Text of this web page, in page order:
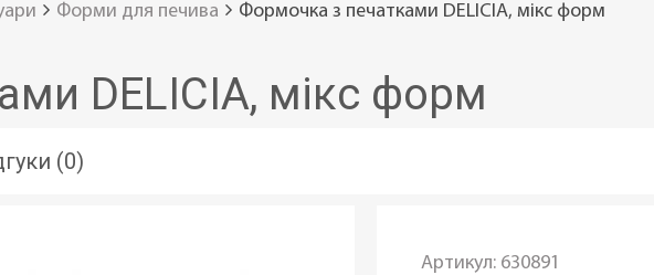
Форми для печива Формочка з печатками DELICIA, мікс форм
DELICIA, мікс форм
(0)
Артикул: 630891